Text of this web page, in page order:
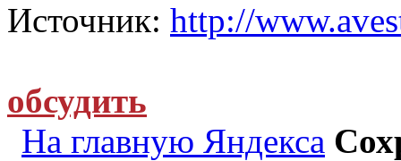
Источник: http://
обсудить
На главную Яндекса